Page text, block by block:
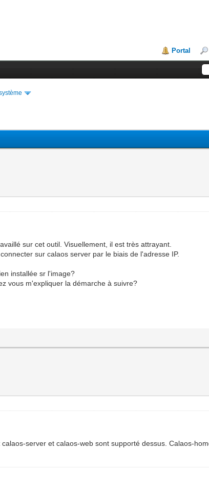
Portal
sur cet outil. Visuellement, il est très attrayant.
sur calaos server par le biais de l'adresse IP.
installée sr l'image?
vous m'expliquer la démarche à suivre?
server et calaos-web sont supporté dessus. Calaos-